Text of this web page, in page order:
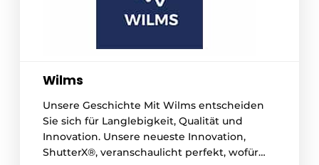
Wilms
Unsere Geschichte Mit Wilms entscheiden
Sie sich für Langlebigkeit, Qualität und
Innovation. Unsere neueste Innovation,
ShutterX®, veranschaulicht perfekt, wofür